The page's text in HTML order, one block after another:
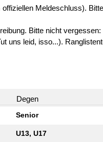
Meldeschluss).
Bitte nicht
uns leid, isso...).
Degen
Senior
U13, U17